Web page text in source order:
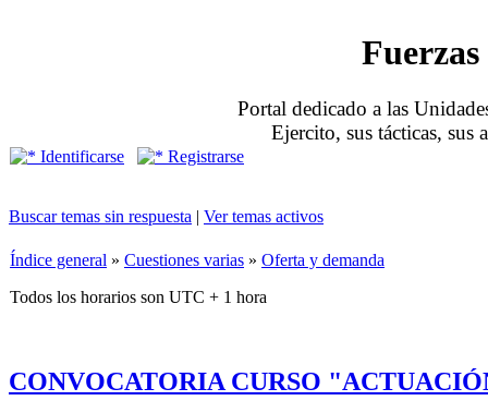
Portal dedicado a las
Ejercito, sus tácticas, sus
Identificarse Registrarse
Buscar temas sin respuesta | Ver temas activos
Índice general » Cuestiones varias » Oferta y demanda
Todos los horarios son UTC + 1 hora
CONVOCATORIA CURSO